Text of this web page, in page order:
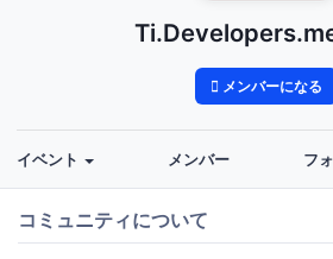
メンバーになる
イベント メンバー フ
コミュニティについて